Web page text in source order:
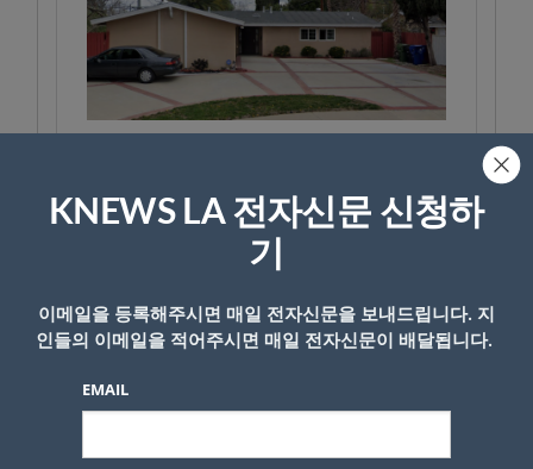
KNEWS LA 전자신문 신청하
기
이메일을 등록해주시면 매일 전자신문을 보내드립니다. 지
인들의 이메일을 적어주시면 매일 전자신문이 배달됩니다.
EMAIL